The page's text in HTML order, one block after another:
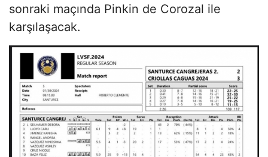
sonraki maçında Pinkin de Corozal ile
karşılaşacak.